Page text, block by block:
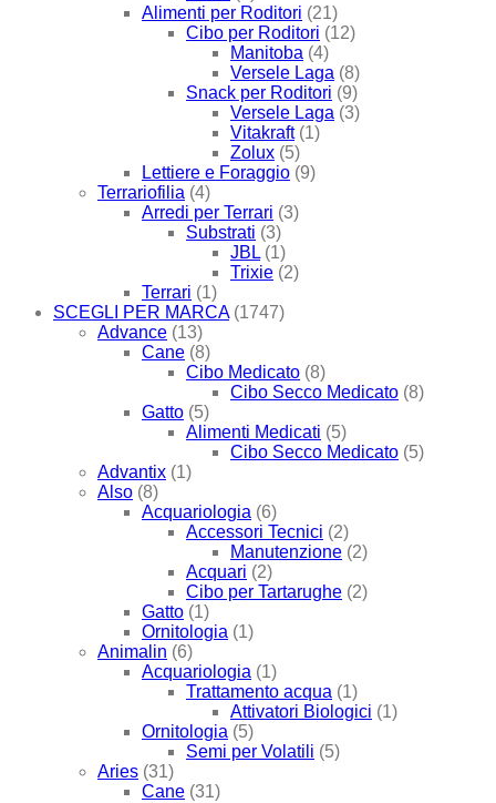
Alimenti per Roditori (21)
Cibo per Roditori (12)
Manitoba (4)
Versele Laga (8)
Snack per Roditori (9)
Versele Laga (3)
Vitakraft (1)
Zolux (5)
Lettiere e Foraggio (9)
Terrariofilia (4)
Arredi per Terrari (3)
Substrati (3)
JBL (1)
Trixie (2)
Terrari (1)
SCEGLI PER MARCA (1747)
Advance (13)
Cane (8)
Cibo Medicato (8)
Cibo Secco Medicato (8)
Gatto (5)
Alimenti Medicati (5)
Cibo Secco Medicato (5)
Advantix (1)
Also (8)
Acquariologia (6)
Accessori Tecnici (2)
Manutenzione (2)
Acquari (2)
Cibo per Tartarughe (2)
Gatto (1)
Ornitologia (1)
Animalin (6)
Acquariologia (1)
Trattamento acqua (1)
Attivatori Biologici (1)
Ornitologia (5)
Semi per Volatili (5)
Aries (31)
Cane (31)